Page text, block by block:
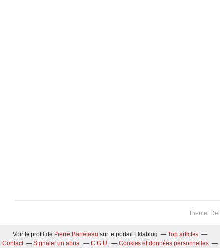
Theme:
Voir le profil de Pierre Barreteau sur le portail Eklablog
Top articles
Contact
Signaler un abus C.G.U.
Cookies et données personnelles